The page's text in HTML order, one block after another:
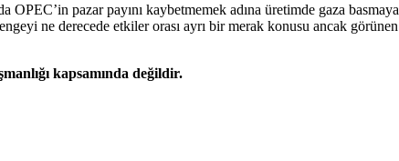
OPEC’in pazar payını kaybetmemek adına üretimde gaza
ne derecede etkiler orası ayrı bir merak konusu ancak
kapsamında değildir.